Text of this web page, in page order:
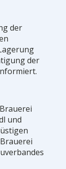
der
der
und